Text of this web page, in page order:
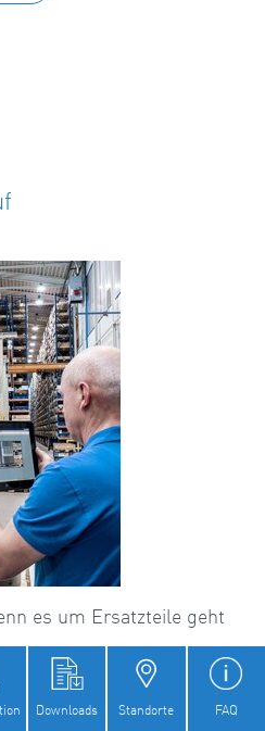
Downloads Standorte FAQ
es um Ersatzteile geht